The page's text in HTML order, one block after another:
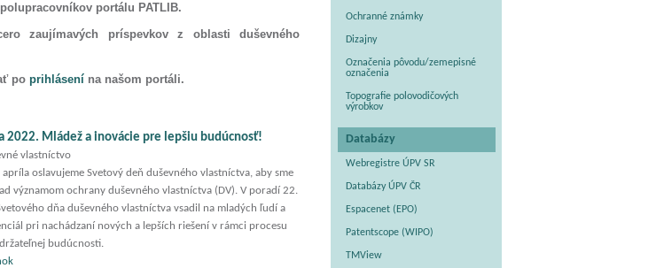
portálu PATLIB.
zaujímavých príspevkov z oblasti duševného
po prihlásení na našom portáli.
2022. Mládež a inovácie pre lepšiu budúcnosť!
vlastníctvo
oslavujeme Svetový deň duševného vlastníctva, aby sme
významom ochrany duševného vlastníctva (DV). V poradí 22.
dňa duševného vlastníctva vsadil na mladých ľudí a
pri nachádzaní nových a lepších riešení v rámci procesu
budúcnosti.
Ochranné známky
Dizajny
Označenia pôvodu/zemepisné
označenia
Topografie polovodičových
výrobkov
Databázy
Webregistre ÚPV SR
Databázy ÚPV ČR
Espacenet (EPO)
Patentscope (WIPO)
TMView